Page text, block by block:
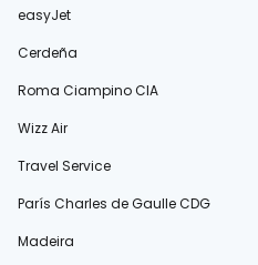
easyJet
Cerdeña
Roma Ciampino CIA
Wizz Air
Travel Service
París Charles de Gaulle CDG
Madeira